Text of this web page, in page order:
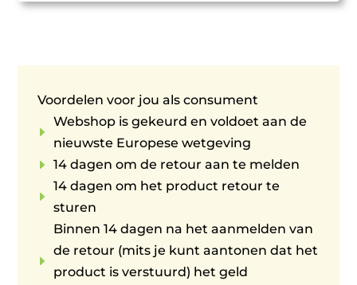
Voordelen voor jou als consument
E
Webshop is gekeurd en voldoet aan de
nieuwste Europese wetgeving
E 14 dagen om de retour aan te melden
E
14 dagen om het product retour te
sturen
E
Binnen 14 dagen na het aanmelden van
de retour (mits je kunt aantonen dat het
product is verstuurd) het geld